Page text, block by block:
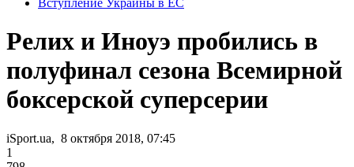
Вступление Украины в ЕС
Релих и Иноуэ пробились в
полуфинал сезона Всемирной
боксерской суперсерии
iSport.ua, 8 октября 2018, 07:45
1